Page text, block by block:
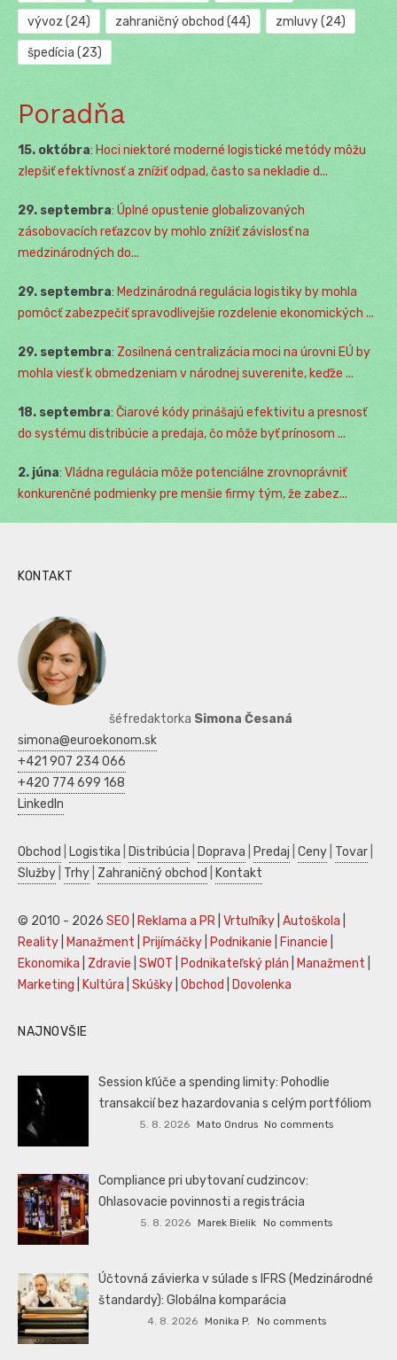
vývoz (24) zahraničný obchod (44) zmluvy(24)
špedícia (23)
Poradňa
15. októbra: Hoci niektoré moderné logistické metódy môžu
zlepšiť efektívnosť a znížiť odpad, často sa nekladie d...
29. septembra: Úplné opustenie globalizovaných
zásobovacích reťazcov by mohlo znížiť závislosť na
medzinárodných do...
29. septembra: Medzinárodná regulácia logistiky by mohla
pomôcť zabezpečiť spravodlivejšie rozdelenie ekonomických ...
29. septembra: Zosilnená centralizácia moci na úrovni EÚ by
mohla viesť k obmedzeniam v národnej suverenite, keďže ...
18. septembra: Čiarové kódy prinášajú efektivitu a presnosť
do systému distribúcie a predaja, čo môže byť prínosom ...
2. júna: Vládna regulácia môže potenciálne zrovnoprávniť
konkurenčné podmienky pre menšie firmy tým, že zabez...
KONTAKT
šéfredaktorka Simona Česaná
simona@euroekonom.sk
+421 907 234 066
+420 774 699 168
LinkedIn
Obchod Logistika Distribúcia Doprava Predaj Ceny Tovar
Služby Trhy Zahraničný obchod Kontakt
© 2010 - 2026 SEO Reklama a PR Vrtuľníky Autoškola
Reality
Manažment Prijímáčky Podnikanie Financie
Ekonomika
Zdravie SWOT Podnikateľský plán Manažment
Marketing
Kultúra Skúšky Obchod Dovolenka
NAJNOVŠIE
Session kľúče a spending limity: Pohodlie
transakcií bez hazardovania s celým portfóliom
5. 8. 2026 Mato Ondrus No comments
Compliance pri ubytovaní cudzincov:
Ohlasovacie povinnosti a registrácia
5. 8. 2026 Marek Bielik No comments
Účtovná závierka v súlade s IFRS (Medzinárodné
štandardy): Globálna komparácia
4. 8. 2026 Monika P. No comments